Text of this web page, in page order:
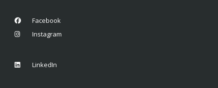
Facebook
Instagram
LinkedIn